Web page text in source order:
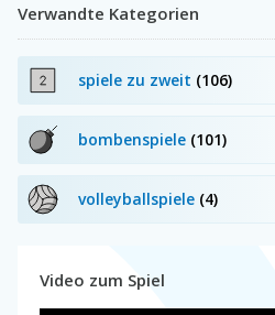
Verwandte Kategorien
spiele zu zweit (106)
bombenspiele (101)
volleyballspiele (4)
Video zum Spiel